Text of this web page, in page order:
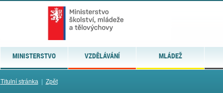
MINISTERSTVO VZDĚLÁVÁNÍ MLÁDEŽ
Titulní stránka| Zpět